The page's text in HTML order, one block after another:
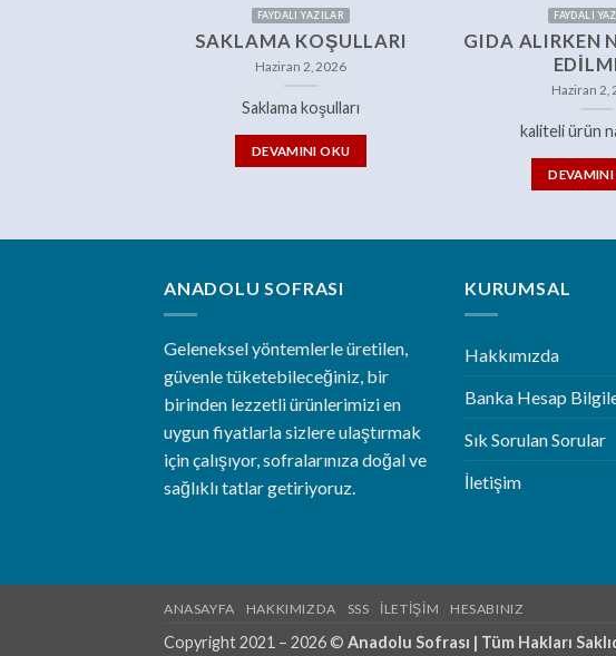
FAYDALI YAZILAR
SAKLAMA KOŞULLARI
Haziran 2, 2026
Saklama koşulları
DEVAMINI OKU
FAYDALI
GIDA ALIRKEN
Haziran 2,
kaliteli ürün
DEVAMINI
ANADOLU SOFRASI
Geleneksel yöntemlerle üretilen,
güvenle tüketebileceğiniz, bir
birinden lezzetli ürünlerimizi en
uygun fiyatlarla sizlere ulaştırmak
için çalışıyor, sofralarınıza doğal ve
sağlıklı tatlar getiriyoruz.
KURUMSAL
Hakkımızda
Banka Hesap
Sık Sorulan Sorular
İletişim
ANASAYFA HAKKIMIZDA SSS İLETIŞIM HESABINIZ
Copyright 2021 – 2026 © Anadolu Sofrası | Tüm Hakları